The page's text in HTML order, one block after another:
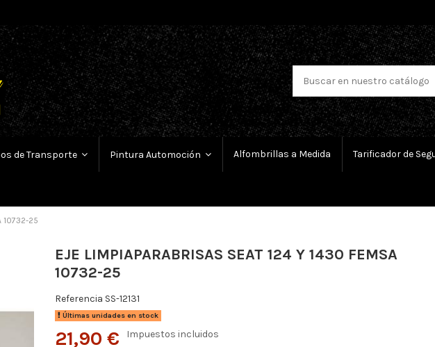
de Transporte Pintura Automoción Alfombrillas a Medida Tarificador de
10732-25
EJE LIMPIAPARABRISAS SEAT 124 Y 1430 FEMSA
10732-25
Referencia SS-12131
Últimas unidades en stock
21,90 € Impuestos incluidos